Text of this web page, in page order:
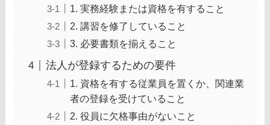
1. 実務経験または資格を有すること
2. 講習を修了していること
3. 必要書類を揃えること
法人が登録するための要件
1. 資格を有する従業員を置くか、関連業
者の登録を受けていること
2. 役員に欠格事由がないこと